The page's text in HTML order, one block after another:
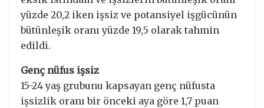
yüzde 20,2 iken işsiz ve potansiyel işgücünün
bütünleşik oranı yüzde 19,5 olarak tahmin
edildi.
Genç nüfus işsiz
15-24 yaş grubunu kapsayan genç nüfusta
işsizlik oranı bir önceki aya göre 1,7 puan